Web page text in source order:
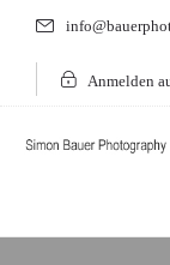
Anmelden